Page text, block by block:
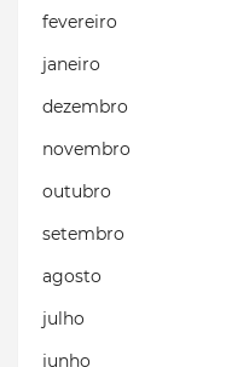
fevereiro
janeiro
dezembro
novembro
outubro
setembro
agosto
julho
junho